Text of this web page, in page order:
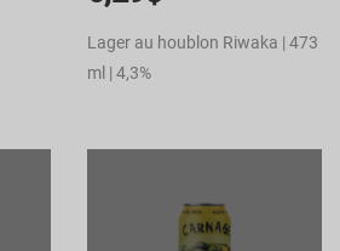
Lager au houblon Riwaka | 473
ml | 4,3%